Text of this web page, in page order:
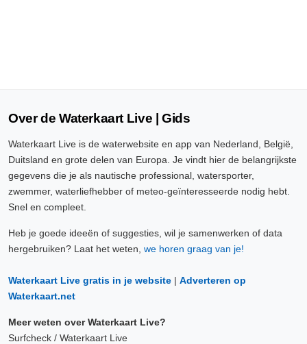
Verschil t.o.v. NAP: 640 cm
6 Aug, 23:50 uur
Verschil t.o.v. NAP: 640 cm
7 Aug, 00:00 uur
Verschil t.o.v. NAP: 640 cm
7 Aug, 00:10 uur
Verschil t.o.v. NAP: 640 cm
7 Aug, 00:20 uur
Over de Waterkaart Live | Gids
Waterkaart Live is de waterwebsite en app van Nederland, België,
Duitsland en grote delen van Europa. Je vindt hier de belangrijkste
gegevens die je als nautische professional, watersporter,
zwemmer, waterliefhebber of meteo-geïnteresseerde nodig hebt.
Snel en compleet.
Heb je goede ideeën of suggesties, wil je samenwerken of data
hergebruiken? Laat het weten, we horen graag van je!
Waterkaart Live gratis in je website | Adverteren op
Waterkaart.net
Meer weten over Waterkaart Live?
Surfcheck / Waterkaart Live